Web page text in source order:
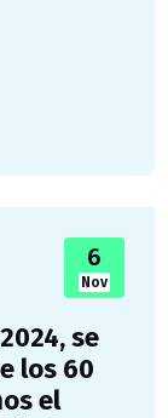
6
Nov
se
los 60
el